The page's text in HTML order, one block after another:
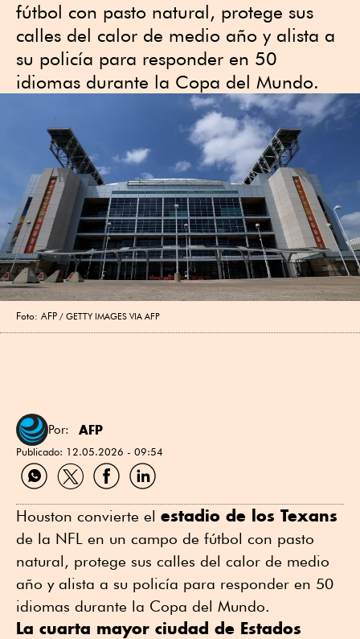
fútbol con pasto natural, protege sus
calles del calor de medio año y alista a
su policía para responder en 50
idiomas durante la Copa del Mundo.
Foto: AFP GETTY IMAGES VIA AFP
Por: AFP
Publicado: 12.05.2026 - 09:54
Compartir
por
Compartir
por
Compartir
por
Compartir
por
Houston convierte el estadio de los Texans
de la NFL en un campo de fútbol con pasto
natural, protege sus calles del calor de medio
año y alista a su policía para responder en 50
idiomas durante la Copa del Mundo.
La cuarta mayor ciudad de Estados